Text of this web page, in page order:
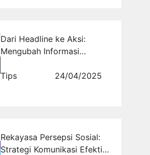
Dari Headline ke Aksi:
Mengubah Informasi
Tips
24/04/2025
Rekayasa Persepsi Sosial:
Strategi Komunikasi Efektif